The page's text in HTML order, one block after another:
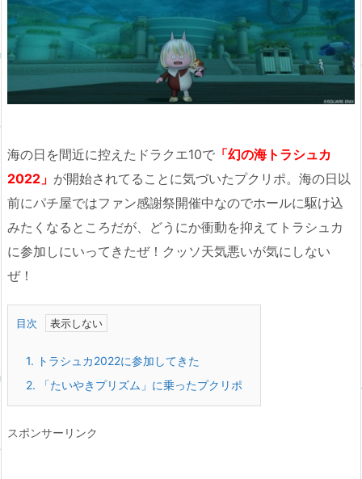
海の日を間近に控えたドラクエ10で 「幻の海トラシュカ
2022」 が開始されてることに気づいたプクリポ。海の日以
前にパチ屋ではファン感謝祭開催中なのでホールに駆け込
みたくなるところだが、どうにか衝動を抑えてトラシュカ
に参加しにいってきたぜ！クッソ天気悪いが気にしない
ぜ！
目次
1. トラシュカ2022に参加してきた
2. 「たいやきプリズム」に乗ったプクリポ
スポンサーリンク